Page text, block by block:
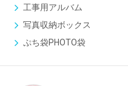
工事用アルバム
写真収納ボックス
ぷち袋PHOTO袋